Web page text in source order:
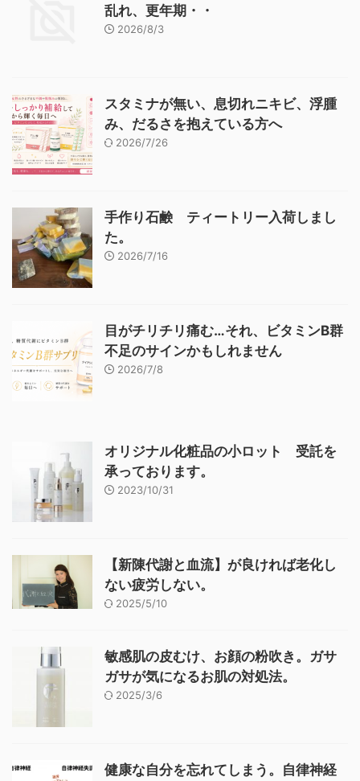
乱れ、更年期・・
2026/8/3
スタミナが無い、息切れニキビ、浮腫
み、だるさを抱えている方へ
2026/7/26
手作り石鹸 ティートリー入荷しまし
た。
2026/7/16
目がチリチリ痛む…それ、ビタミンB群
不足のサインかもしれません
2026/7/8
オリジナル化粧品の小ロット 受託を
承っております。
2023/10/31
【新陳代謝と血流】が良ければ老化し
ない疲労しない。
2025/5/10
敏感肌の皮むけ、お顔の粉吹き。ガサ
ガサが気になるお肌の対処法。
2025/3/6
健康な自分を忘れてしまう。自律神経